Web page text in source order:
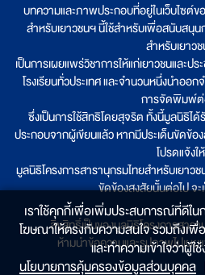
บทความและภาพประกอบที่อยู่ในเว็บไซต์
สำหรับเยาวชนฯ นี้ใช้สำหรับเพื่อสนับสนุ
สำหรับเยาว
เป็นการเผยแพร่วิชาการให้แก่เยาวชนและป
โรงเรียนทั่วประเทศ และจำนวนหนึ่งนำออ
การจัดพิมพ์ต่
ซึ่งเป็นการใช้สิทธิโดยสุจริต ทั้งนี้มูลนิธิ
ประกอบจากผู้เขียนแล้ว หากมีประเด็นขัดข้อ
โปรดแจ้งให้
มูลนิธิโครงการสารานุกรมไทยสำหรับเยา
ขัดข้องสงสัยนั้นต่อไป จ
ลิขสิทธิ์เป็นของมูลนิธิโครงการสาร
ห้ามนำข้อความและรูปภาพไปเผ
เราใช้คุกกี้เพื่อเพิ่มประสบการณ์ที่ดีใน
โฆษณาให้ตรงกับความสนใจ รวมถึงเพื่อ
และทำความเข้าใจว่าผู้ใ
นโยบายการคุ้มครองข้อมูลส่วนบุคคล